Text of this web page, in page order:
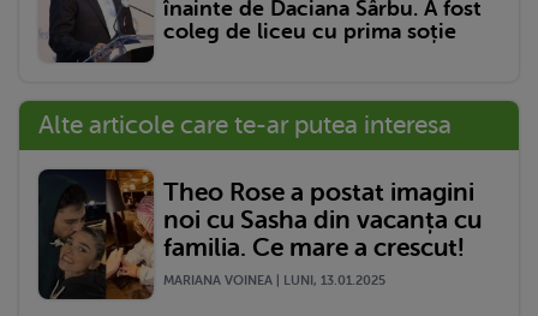
înainte de Daciana Sârbu. A fost
coleg de liceu cu prima soție
Alte articole care te-ar putea interesa
Theo Rose a postat imagini
noi cu Sasha din vacanța cu
familia. Ce mare a crescut!
MARIANA VOINEA | LUNI, 13.01.2025